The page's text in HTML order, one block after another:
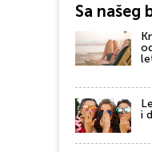
Sa našeg
i